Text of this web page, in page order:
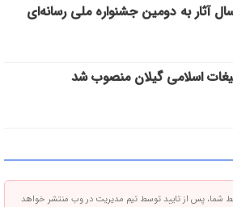
آثار به دومین جشنواره ملی رسانه‌ای
اسلامی گیلان منصوب شد
شما، پس از تایید توسط تیم مدیریت در وب منتشر خواهد